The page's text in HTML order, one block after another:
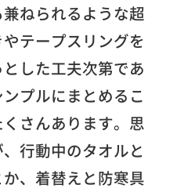
ねられるような超
テープスリングを
した工夫次第であ
プルにまとめるこ
さんあります。思
行動中のタオルと
、着替えと防寒具